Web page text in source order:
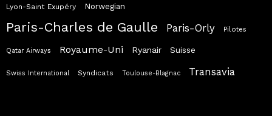
Lyon-Saint Exupéry Norwegian
Paris-Charles de Gaulle Paris-Orly Pilotes
Qatar Airways Royaume-Uni Ryanair Suisse
Swiss International Syndicats Toulouse-Blagnac Transavia